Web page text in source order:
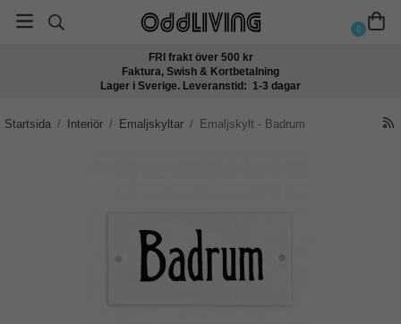
0
FRI frakt över 500 kr
Faktura, Swish & Kortbetalning
Lager i Sverige. Leveranstid: 1-3 dagar
Startsida / Interiör / Emaljskyltar / Emaljskylt - Badrum